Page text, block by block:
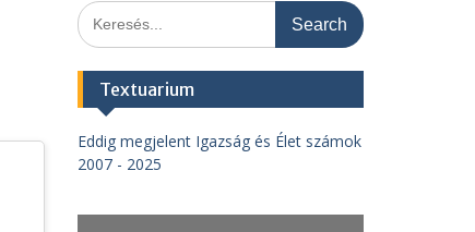
Search
for:
Textuarium
Eddig megjelent Igazság és Élet számok
2007 - 2025